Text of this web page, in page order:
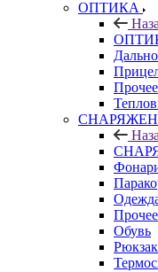
ОПТИКА
Прочее
Прочее
Обувь